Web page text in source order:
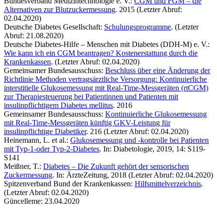
Alternativen zur Blutzuckermessung. 2015 (Letzter Abruf:
02.04.2020)
Deutsche Diabetes Gesellschaft: Schulungsprogramme. (Letzter
Abruf: 21.08.2020)
Deutsche Diabetes-Hilfe – Menschen mit Diabetes (DDH-M) e. V.:
Wie kann ich ein CGM beantragen? Kostenerstattung durch die
Krankenkassen. (Letzter Abruf: 02.04.2020)
Gemeinsamer Bundesausschuss: Beschluss über eine Änderung der
Richtlinie Methoden vertragsärztliche Versorgung: Kontinuierliche
interstitielle Glukosemessung mit Real-Time-Messgeräten (rtCGM)
zur Therapiesteuerung bei Patientinnen und Patienten mit
insulinpflichtigem Diabetes mellitus. 2016
Gemeinsamer Bundesausschuss: Kontinuierliche Glukosemessung
mit Real-Time-Messgeräten künftig GKV-Leistung für
insulinpflichtige Diabetiker. 216 (Letzter Abruf: 02.04.2020)
Heinemann, L. et al.: Glukosemessung und -kontrolle bei Patienten
mit Typ-1-oder Typ-2-Diabetes. In: Diabetologie, 2019, 14: S119-
S141
Meißner, T.: Diabetes – Die Zukunft gehört der sensorischen
Zuckermessung. In: ÄrzteZeitung, 2018 (Letzter Abruf: 02.04.2020)
Spitzenverband Bund der Krankenkassen: Hilfsmittelverzeichnis.
(Letzter Abruf: 02.04.2020)
Güncelleme: 23.04.2020